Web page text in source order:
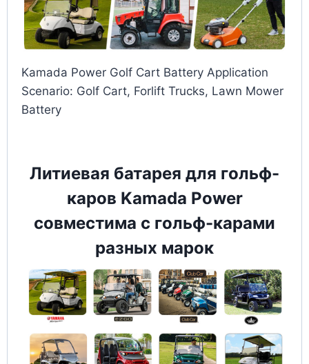
Kamada Power Golf Cart Battery Application
Scenario: Golf Cart, Forlift Trucks, Lawn Mower
Battery
Литиевая батарея для гольф-
каров Kamada Power
совместима с гольф-карами
разных марок